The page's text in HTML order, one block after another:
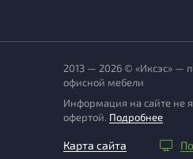
2013 — 2026 © «Иксэс» —
офисной мебели
Информация на сайте не
офертой. Подробнее
Карта сайта